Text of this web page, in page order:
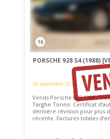
16
PORSCHE 928 S4 (1988)
29 septembre 2023
Vends Porsche 928 1988,
Targhe Torino. Certificat
dernière révision pour plus
récente. Factures totales